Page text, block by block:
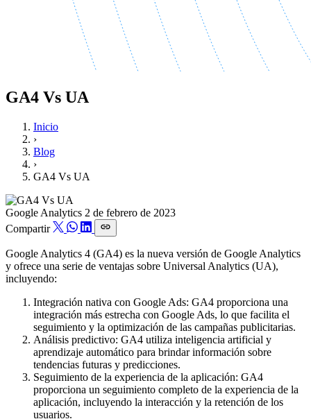
GA4 Vs UA
Inicio
›
Blog
›
GA4 Vs UA
Google Analytics 2 de febrero de 2023
Compartir
Google Analytics 4 (GA4) es la nueva versión de Google Analytics
y ofrece una serie de ventajas sobre Universal Analytics (UA),
incluyendo:
Integración nativa con Google Ads: GA4 proporciona una
integración más estrecha con Google Ads, lo que facilita el
seguimiento y la optimización de las campañas publicitarias.
Análisis predictivo: GA4 utiliza inteligencia artificial y
aprendizaje automático para brindar información sobre
tendencias futuras y predicciones.
Seguimiento de la experiencia de la aplicación: GA4
proporciona un seguimiento completo de la experiencia de la
aplicación, incluyendo la interacción y la retención de los
usuarios.